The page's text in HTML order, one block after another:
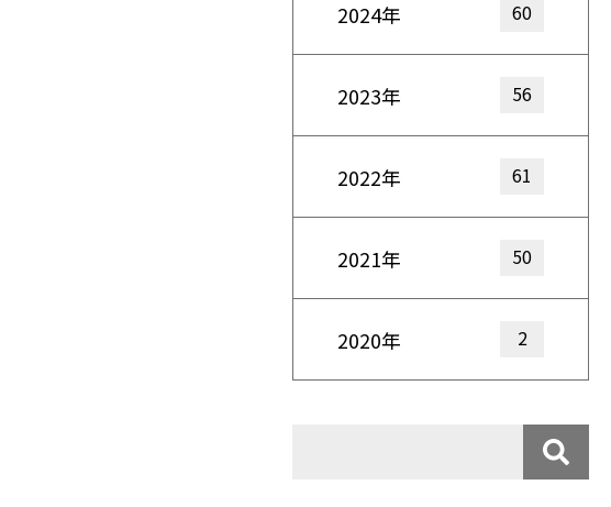
2024年 60
2023年 56
2022年 61
2021年 50
2020年 2